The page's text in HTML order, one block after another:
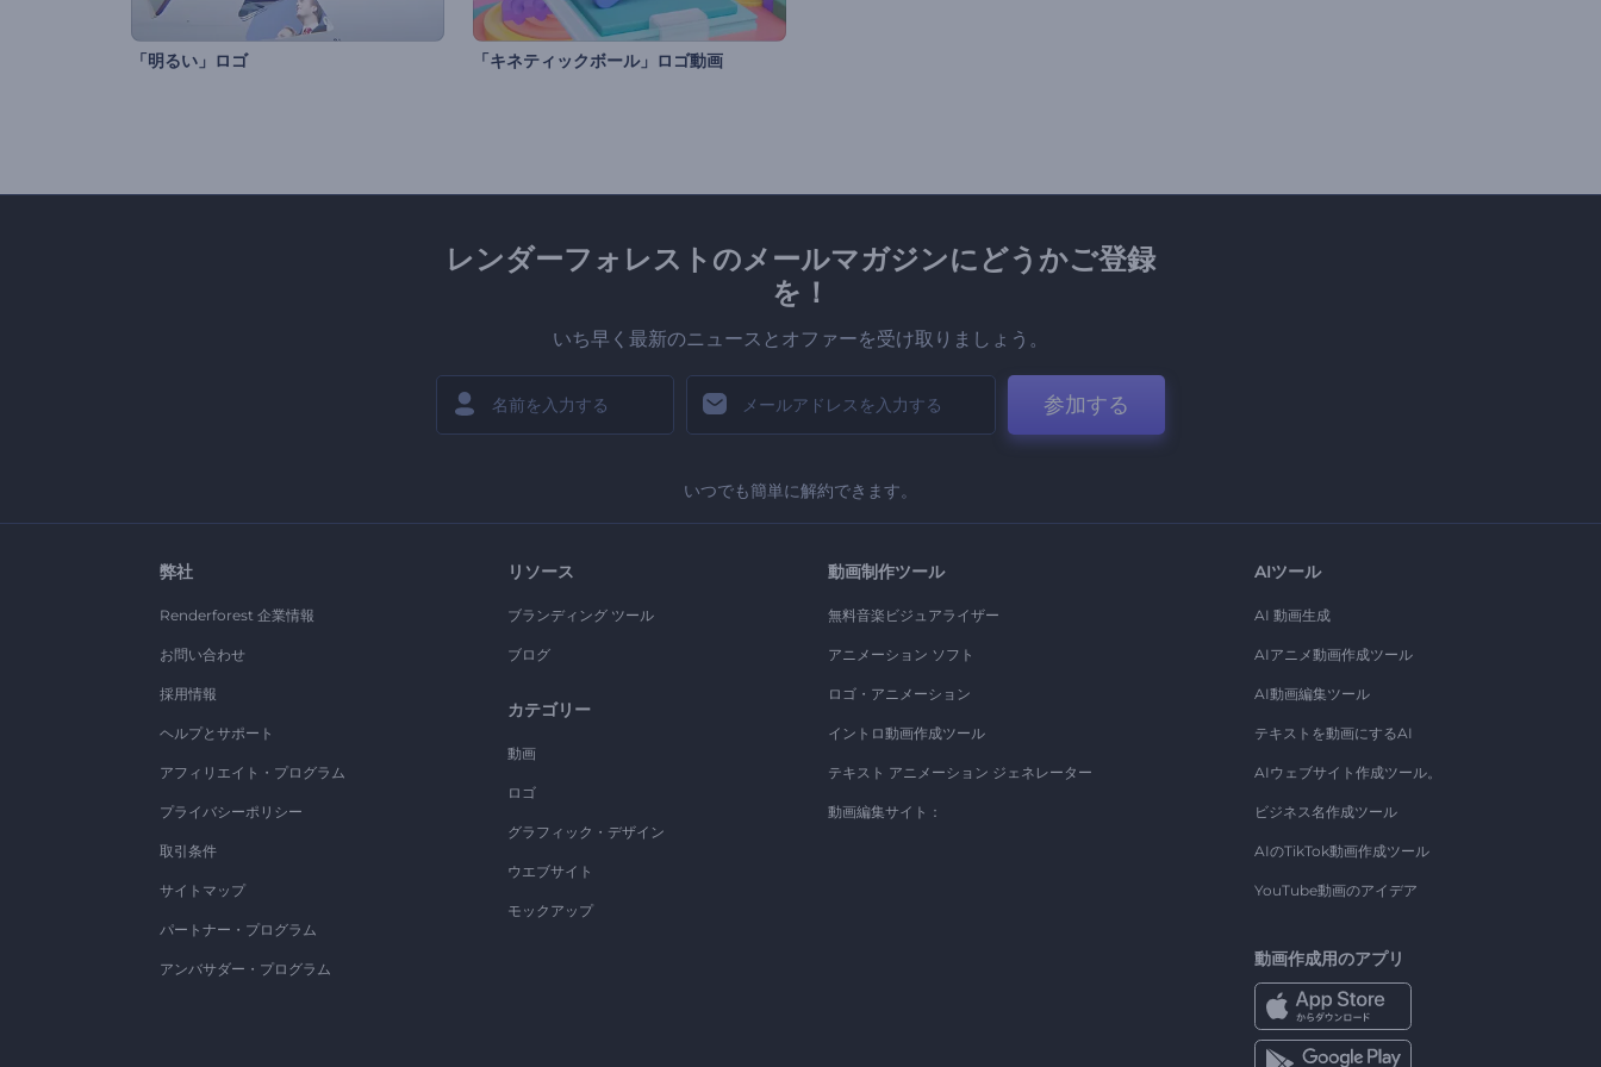
「明るい」ロゴ 「キネティックボール」ロゴ動画
レンダーフォレストのメールマガジンにどうかご登録
を！
いち早く最新のニュースとオファーを受け取りましょう。
参加する
いつでも簡単に解約できます。
弊社
Renderforest 企業情報
お問い合わせ
採用情報
ヘルプとサポート
アフィリエイト・プログラム
プライバシーポリシー
取引条件
サイトマップ
パートナー・プログラム
アンバサダー・プログラム
リソース
ブランディング ツール
ブログ
カテゴリー
動画
ロゴ
グラフィック・デザイン
ウエブサイト
モックアップ
動画制作ツール
無料音楽ビジュアライザー
アニメーション ソフト
ロゴ・アニメーション
イントロ動画作成ツール
テキスト アニメーション ジェネレーター
動画編集サイト：
AIツール
AI 動画生成
AIアニメ動画作成ツール
AI動画編集ツール
テキストを動画にするAI
AIウェブサイト作成ツール。
ビジネス名作成ツール
AIのTikTok動画作成ツール
YouTube動画のアイデア
動画作成用のアプリ